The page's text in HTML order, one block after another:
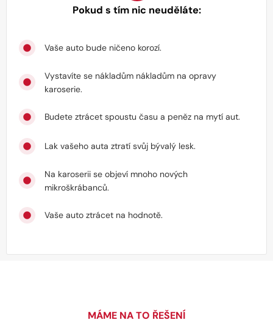
Pokud s tím nic neuděláte:
Vaše auto bude ničeno korozí.
Vystavíte se nákladům nákladům na opravy
karoserie.
Budete ztrácet spoustu času a peněz na mytí aut.
Lak vašeho auta ztratí svůj bývalý lesk.
Na karoserii se objeví mnoho nových
mikroškrábanců.
Vaše auto ztrácet na hodnotě.
MÁME NA TO ŘEŠENÍ